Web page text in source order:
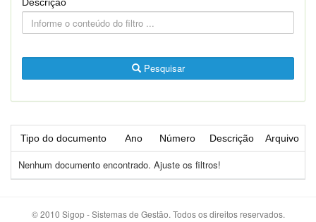
Pesquisar
Tipo do documento Ano Número Descrição Arquivo
Nenhum documento encontrado. Ajuste os filtros!
© 2010 Sigop - Sistemas de Gestão. Todos os direitos reservados.